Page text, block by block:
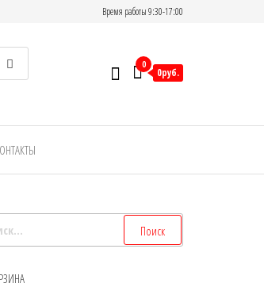
Время работы 9:30-17:00
0
0руб.